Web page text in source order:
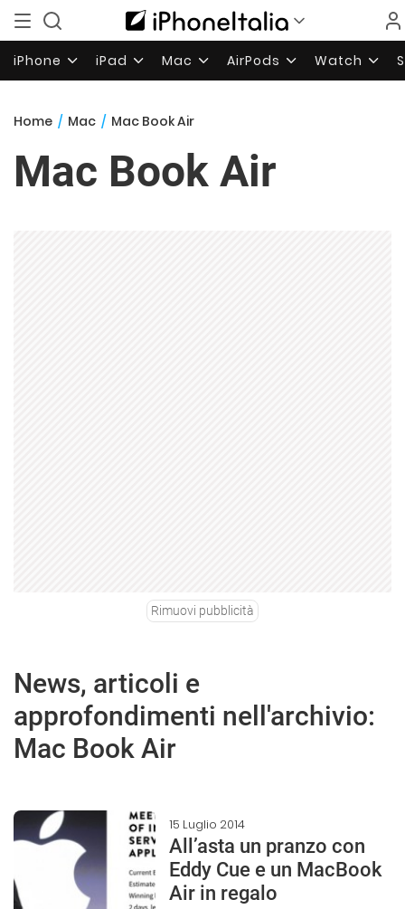
iPhone iPad Mac AirPods Watch
Home / Mac / Mac Book Air
Mac Book Air
Rimuovi pubblicità
News, articoli e
approfondimenti nell'archivio:
Mac Book Air
15 Luglio 2014
All’asta un pranzo con
Eddy Cue e un MacBook
Air in regalo